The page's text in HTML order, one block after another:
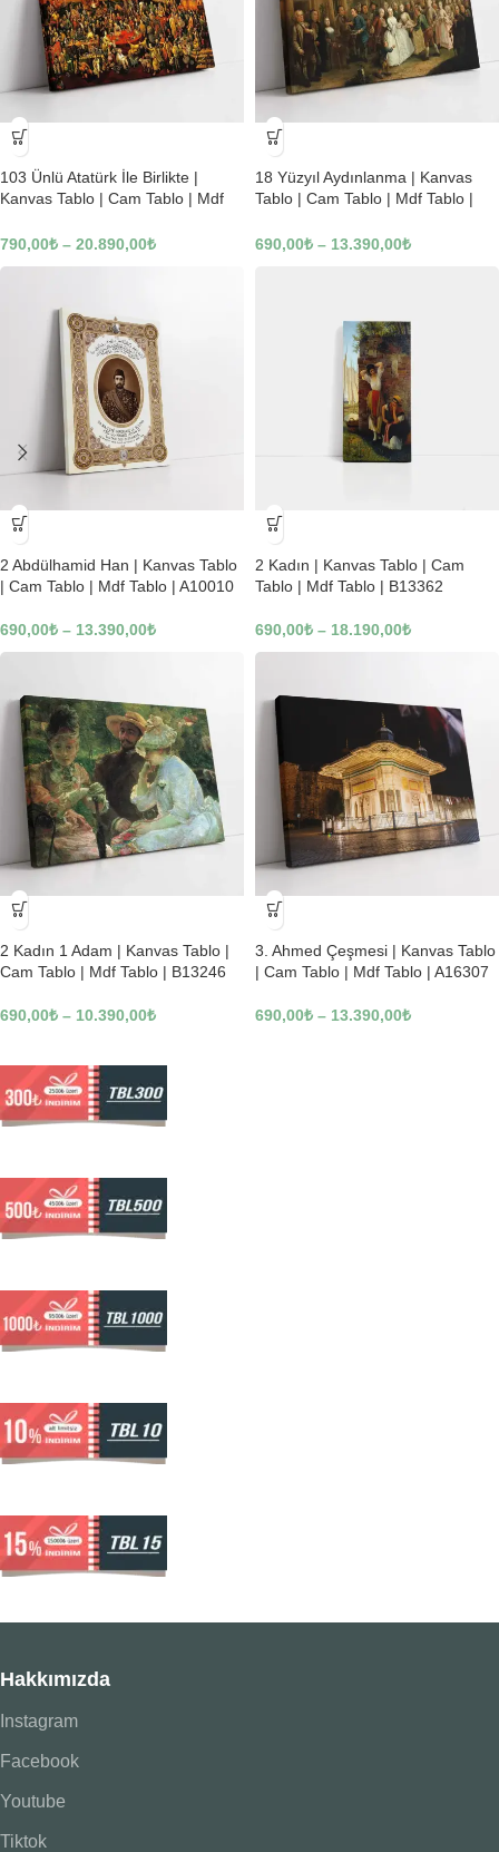
-23%
103 Ünlü Atatürk İle Birlikte |
Kanvas Tablo | Cam Tablo | Mdf
790,00₺ – 20.890,00₺
-23%
18 Yüzyıl Aydınlanma | Kanvas
Tablo | Cam Tablo | Mdf Tablo |
690,00₺ – 13.390,00₺
-23%
2 Abdülhamid Han | Kanvas Tablo
| Cam Tablo | Mdf Tablo | A10010
690,00₺ – 13.390,00₺
-23%
2 Kadın | Kanvas Tablo | Cam
Tablo | Mdf Tablo | B13362
690,00₺ – 18.190,00₺
-23%
2 Kadın 1 Adam | Kanvas Tablo |
Cam Tablo | Mdf Tablo | B13246
690,00₺ – 10.390,00₺
-23%
3. Ahmed Çeşmesi | Kanvas Tablo
| Cam Tablo | Mdf Tablo | A16307
690,00₺ – 13.390,00₺
Hakkımızda
Instagram
Facebook
Youtube
Tiktok